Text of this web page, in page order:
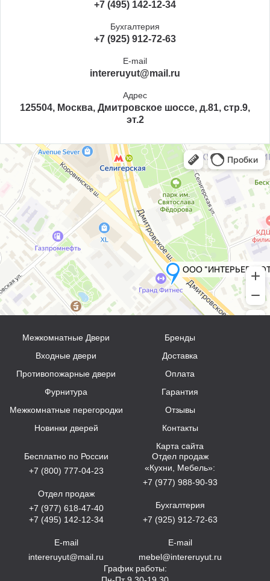
+7 (495) 142-12-34
Бухгалтерия
+7 (925) 912-72-63
E-mail
intereruyut@mail.ru
Адрес
125504, Москва, Дмитровское шоссе, д.81, стр.9,
эт.2
Межкомнатные Двери
Входные двери
Противопожарные двери
Фурнитура
Межкомнатные перегородки
Новинки дверей
Бренды
Доставка
Оплата
Гарантия
Отзывы
Контакты
Карта сайта
Бесплатно по России
+7 (800) 777-04-23
Отдел продаж
+7 (977) 618-47-40
+7 (495) 142-12-34
E-mail
intereruyut@mail.ru
Отдел продаж
«Кухни, Мебель»:
+7 (977) 988-90-93
Бухгалтерия
+7 (925) 912-72-63
E-mail
mebel@intereruyut.ru
График работы: